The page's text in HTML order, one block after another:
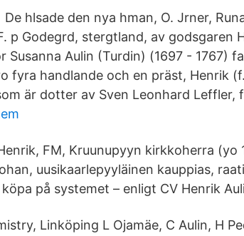
hlsade den nya hman, O. Jrner,
p Godegrd, stergtland, av godsgaren
Susanna Aulin (Turdin) (1697 - 1767)
fyra handlande och en präst, Henrik
är dotter av Sven Leonhard Leffler,
FM, Kruunupyyn kirkkoherra (yo
uusikaarlepyyläinen kauppias,
på systemet – enligt CV Henrik
Linköping L Ojamäe, C Aulin, H